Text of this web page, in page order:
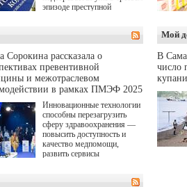
эпизоде преступной
о превышении полномочий,
а сам он находится в СИЗО.
Сорокина рассказала о
превентивной
и межотраслевом
в рамках ПМЭФ 2025
Инновационные технологии
способны перезагрузить
сферу здравоохранения —
повысить доступность и
качество медпомощи,
развить сервисы
Мой
В
число